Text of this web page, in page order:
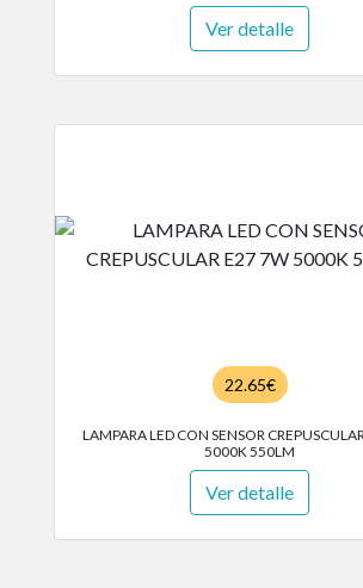
Ver detalle
22.65€
LAMPARA LED CON SENSOR
5000K 550LM
Ver detalle